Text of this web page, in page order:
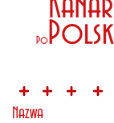
Nazwa